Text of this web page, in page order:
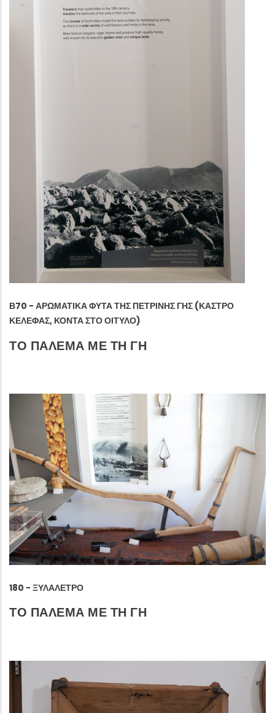
Β70 - ΑΡΩΜΑΤΙΚΆ ΦΥΤΆ ΤΗΣ ΠΈΤΡΙΝΗΣ ΓΗΣ (ΚΆΣΤΡΟ
ΚΕΛΕΦΆΣ, ΚΟΝΤΆ ΣΤΟ ΟΊΤΥΛΟ)
ΤΟ ΠΑΛΕΜΑ ΜΕ ΤΗ ΓΗ
180 - ΞΥΛΆΛΕΤΡΟ
ΤΟ ΠΑΛΕΜΑ ΜΕ ΤΗ ΓΗ